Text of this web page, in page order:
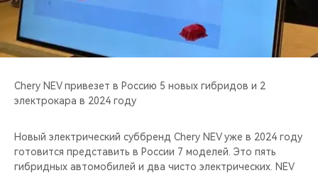
CHERY И СПОРТ
Chery NEV привезет в Россию 5 новых гибридов и 2
электрокара в 2024 году
Новый электрический суббренд Chery NEV уже в 2024 году
готовится представить в России 7 моделей. Это пять
гибридных автомобилей и два чисто электрических. NEV